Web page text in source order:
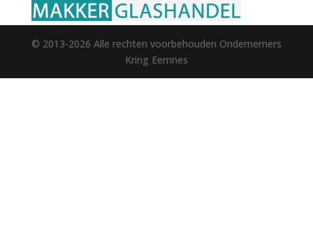
© 2013-2026 Alle rechten voorbehouden Ondernemers
Kring Eemnes